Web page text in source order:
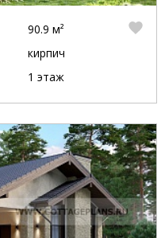
90.9 м²
кирпич
1 этаж